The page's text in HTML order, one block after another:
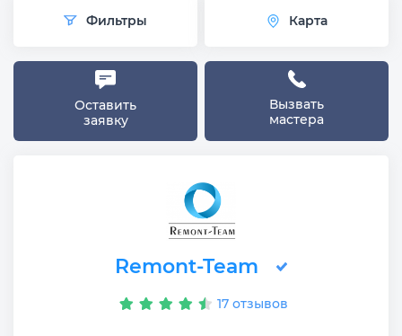
Фильтры Карта
Оставить
заявку
Вызвать
мастера
Remont-Team
17 отзывов